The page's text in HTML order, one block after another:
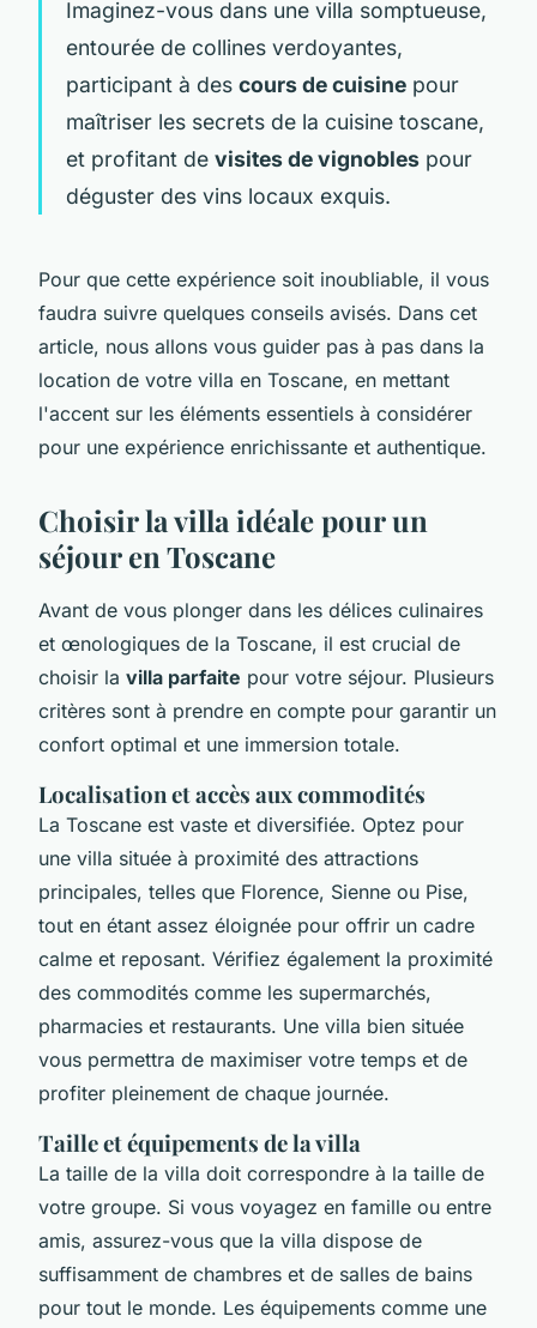
Imaginez-vous dans une villa somptueuse,
entourée de collines verdoyantes,
participant à des cours de cuisine pour
maîtriser les secrets de la cuisine toscane,
et profitant de visites de vignobles pour
déguster des vins locaux exquis.
Pour que cette expérience soit inoubliable, il vous
faudra suivre quelques conseils avisés. Dans cet
article, nous allons vous guider pas à pas dans la
location de votre villa en Toscane, en mettant
l'accent sur les éléments essentiels à considérer
pour une expérience enrichissante et authentique.
Choisir la villa idéale pour un
séjour en Toscane
Avant de vous plonger dans les délices culinaires
et œnologiques de la Toscane, il est crucial de
choisir la villa parfaite pour votre séjour. Plusieurs
critères sont à prendre en compte pour garantir un
confort optimal et une immersion totale.
Localisation et accès aux commodités
La Toscane est vaste et diversifiée. Optez pour
une villa située à proximité des attractions
principales, telles que Florence, Sienne ou Pise,
tout en étant assez éloignée pour offrir un cadre
calme et reposant. Vérifiez également la proximité
des commodités comme les supermarchés,
pharmacies et restaurants. Une villa bien située
vous permettra de maximiser votre temps et de
profiter pleinement de chaque journée.
Taille et équipements de la villa
La taille de la villa doit correspondre à la taille de
votre groupe. Si vous voyagez en famille ou entre
amis, assurez-vous que la villa dispose de
suffisamment de chambres et de salles de bains
pour tout le monde. Les équipements comme une